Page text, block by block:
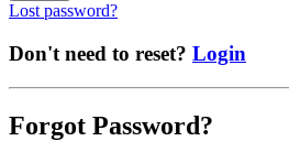
Lost password?
Don't need to reset? Login
Forgot Password?